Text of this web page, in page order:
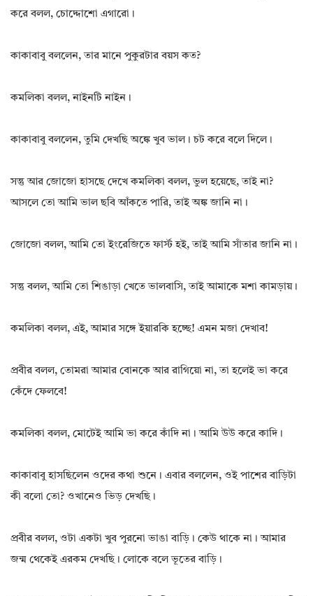
করে বলল, চোদ্দোশো এগারো।
কাকাবাবু বললেন, তার মানে পুকুরটার বয়স কত?
কমলিকা বলল, নাইনটি নাইন।
কাকাবাবু বললেন, তুমি দেখছি অঙ্কে খুব ভাল। চট করে বলে দিলে।
সন্তু আর জোজো হাসছে দেখে কমলিকা বলল, ভুল হয়েছে, তাই না?
আসলে তো আমি ভাল ছবি আঁকতে পারি, তাই অঙ্ক জানি না।
জোজো বলল, আমি তো ইংরেজিতে ফার্স্ট হই, তাই আমি সাঁতার জানি না।
সন্তু বলল, আমি তো শিঙাড়া খেতে ভালবাসি, তাই আমাকে মশা কামড়ায়।
কমলিকা বলল, এই, আমার সঙ্গে ইয়ারকি হচ্ছে! এমন মজা দেখাব!
প্ৰবীর বলল, তোমরা আমার বোনকে আর রাগিয়ো না, তা হলেই ভা করে
কেঁদে ফেলবে!
কমলিকা বলল, মোটেই আমি ভা করে কাঁদি না। আমি উউ করে কাদি।
কাকাবাবু হাসছিলেন ওদের কথা শুনে। এবার বললেন, ওই পাশের বাড়িটা
কী বলো তো? ওখানেও ভিড় দেখছি।
প্রবীর বলল, ওটা একটা খুব পুরনো ভাঙা বাড়ি। কেউ থাকে না। আমার
জন্ম থেকেই এরকম দেখছি। লোকে বলে ভূতের বাড়ি।